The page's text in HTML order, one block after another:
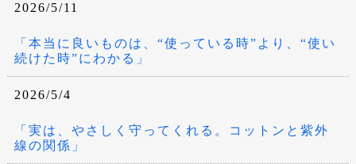
2026/5/11
「本当に良いものは、“使っている時”より、“使い
続けた時”にわかる」
2026/5/4
「実は、やさしく守ってくれる。コットンと紫外
線の関係」